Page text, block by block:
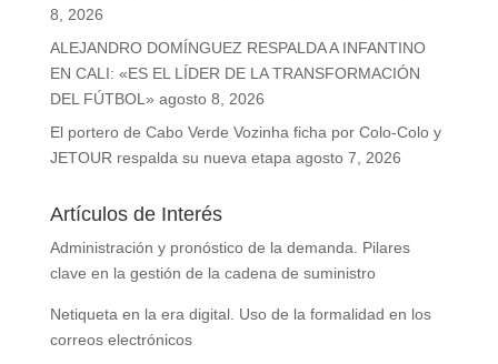
8, 2026
ALEJANDRO DOMÍNGUEZ RESPALDA A INFANTINO
EN CALI: «ES EL LÍDER DE LA TRANSFORMACIÓN
DEL FÚTBOL» agosto 8, 2026
El portero de Cabo Verde Vozinha ficha por Colo-Colo y
JETOUR respalda su nueva etapa agosto 7, 2026
Artículos de Interés
Administración y pronóstico de la demanda. Pilares
clave en la gestión de la cadena de suministro
Netiqueta en la era digital. Uso de la formalidad en los
correos electrónicos